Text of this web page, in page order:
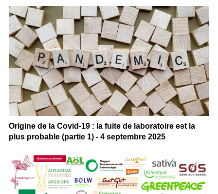
Origine de la Covid-19 : la fuite de laboratoire est la
plus probable (partie 1) - 4 septembre 2025